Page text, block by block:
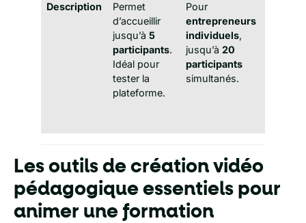
Description
Permet
d’accueillir
jusqu’à5
participants.
Idéal pour
tester la
plateforme.
Pour
entrepreneurs
individuels,
jusqu’à20
participants
simultanés.
Les outils de création vidéo
pédagogique essentiels pour
animer une formation